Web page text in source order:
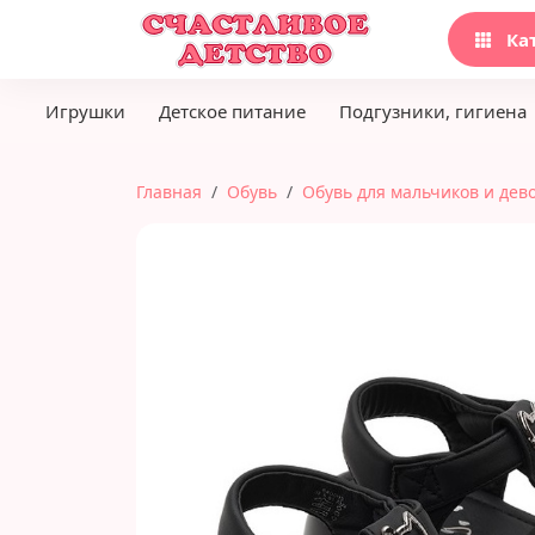
Игрушки Детское питание Подгузники, гигиена
Главная Обувь Обувь для мальчиков и